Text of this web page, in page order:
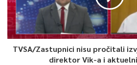
TVSA/Zastupnici nisu pročitali
direktor Vik-a i